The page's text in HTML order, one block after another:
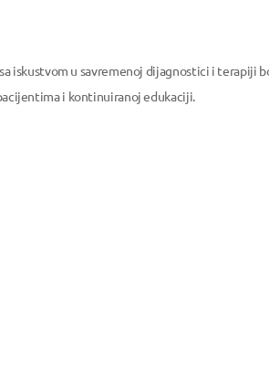
iskustvom u savremenoj dijagnostici i terapiji
i kontinuiranoj edukaciji.